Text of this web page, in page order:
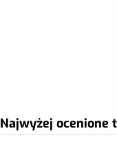
Najwyżej ocenione